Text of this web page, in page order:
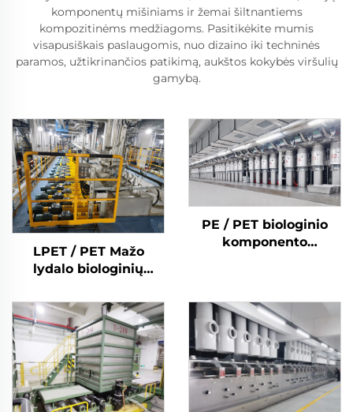
komponentų mišiniams ir žemai šiltnantiems
kompozitinėms medžiagoms. Pasitikėkite mumis
visapusiškais paslaugomis, nuo dizaino iki techninės
paramos, užtikrinančios patikimą, aukštos kokybės viršulių
gamybą.
LPET / PET Mažo
lydalo biologinių
kuokštelinio pluošto
gamybos linija
Kompozicinio
kuokštelinio pluošto
gamybos mašina
PE / PET biologinio
komponento